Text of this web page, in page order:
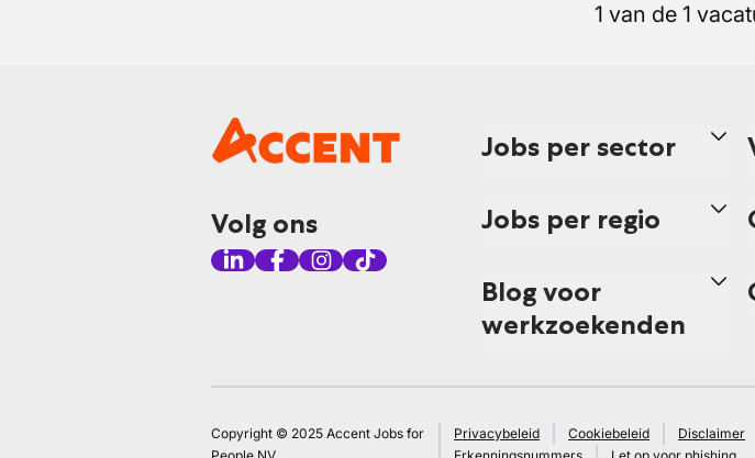
1 van de 1
Volg ons
Jobs per sector
Jobs per regio
Blog voor
werkzoekenden
Copyright © 2025 Accent Jobs for
Privacybeleid Cookiebeleid Disclaimer